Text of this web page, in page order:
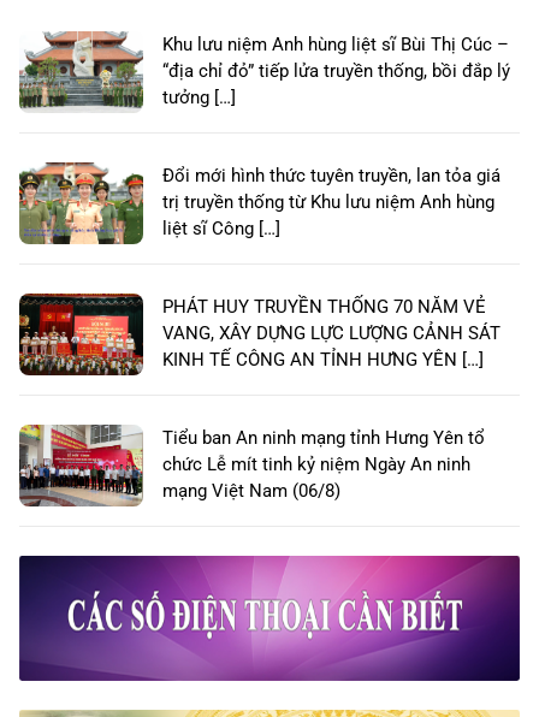
Khu lưu niệm Anh hùng liệt sĩ Bùi Thị Cúc –
“địa chỉ đỏ” tiếp lửa truyền thống, bồi đắp lý
tưởng […]
Đổi mới hình thức tuyên truyền, lan tỏa giá
trị truyền thống từ Khu lưu niệm Anh hùng
liệt sĩ Công […]
PHÁT HUY TRUYỀN THỐNG 70 NĂM VẺ
VANG, XÂY DỰNG LỰC LƯỢNG CẢNH SÁT
KINH TẾ CÔNG AN TỈNH HƯNG YÊN […]
Tiểu ban An ninh mạng tỉnh Hưng Yên tổ
chức Lễ mít tinh kỷ niệm Ngày An ninh
mạng Việt Nam (06/8)